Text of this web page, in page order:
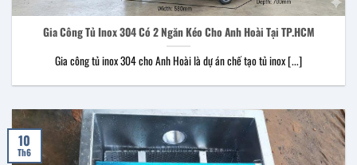
Gia Công Tủ Inox 304 Có 2 Ngăn Kéo Cho Anh Hoài Tại TP.HCM
Gia công tủ inox 304 cho Anh Hoài là dự án chế tạo tủ inox [...]
10
Th6